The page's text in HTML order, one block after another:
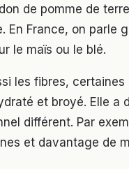
de pomme de
En France, on parle
le maïs ou le blé.
les fibres,
et broyé. Elle a
différent. Par
et davantage de